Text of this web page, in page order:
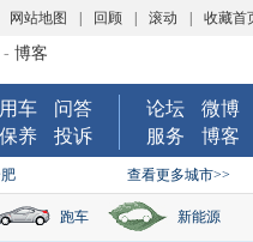
网站地图 回顾 滚动 收藏首
- 博客
用车
问答
保养
投诉
论坛
微博
服务
博客
查看更多城市>>
跑车 新能源